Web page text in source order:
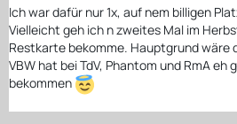
Ich war dafür nur 1x, auf nem billigen
Vielleicht geh ich n zweites Mal im
Restkarte bekomme. Hauptgrund wäre
VBW hat bei TdV, Phantom und RmA eh
bekommen